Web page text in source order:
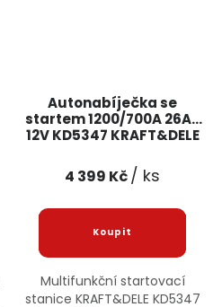
Autonabíječka se
startem 1200/700A 26Ah
12V KD5347 KRAFT&DELE
4 399 Kč/ ks
Multifunkční startovací
stanice KRAFT&DELE KD5347